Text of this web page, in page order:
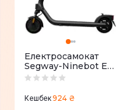
Електросамокат
Segway-Ninebot E2
E II Black
Кешбек924 ₴